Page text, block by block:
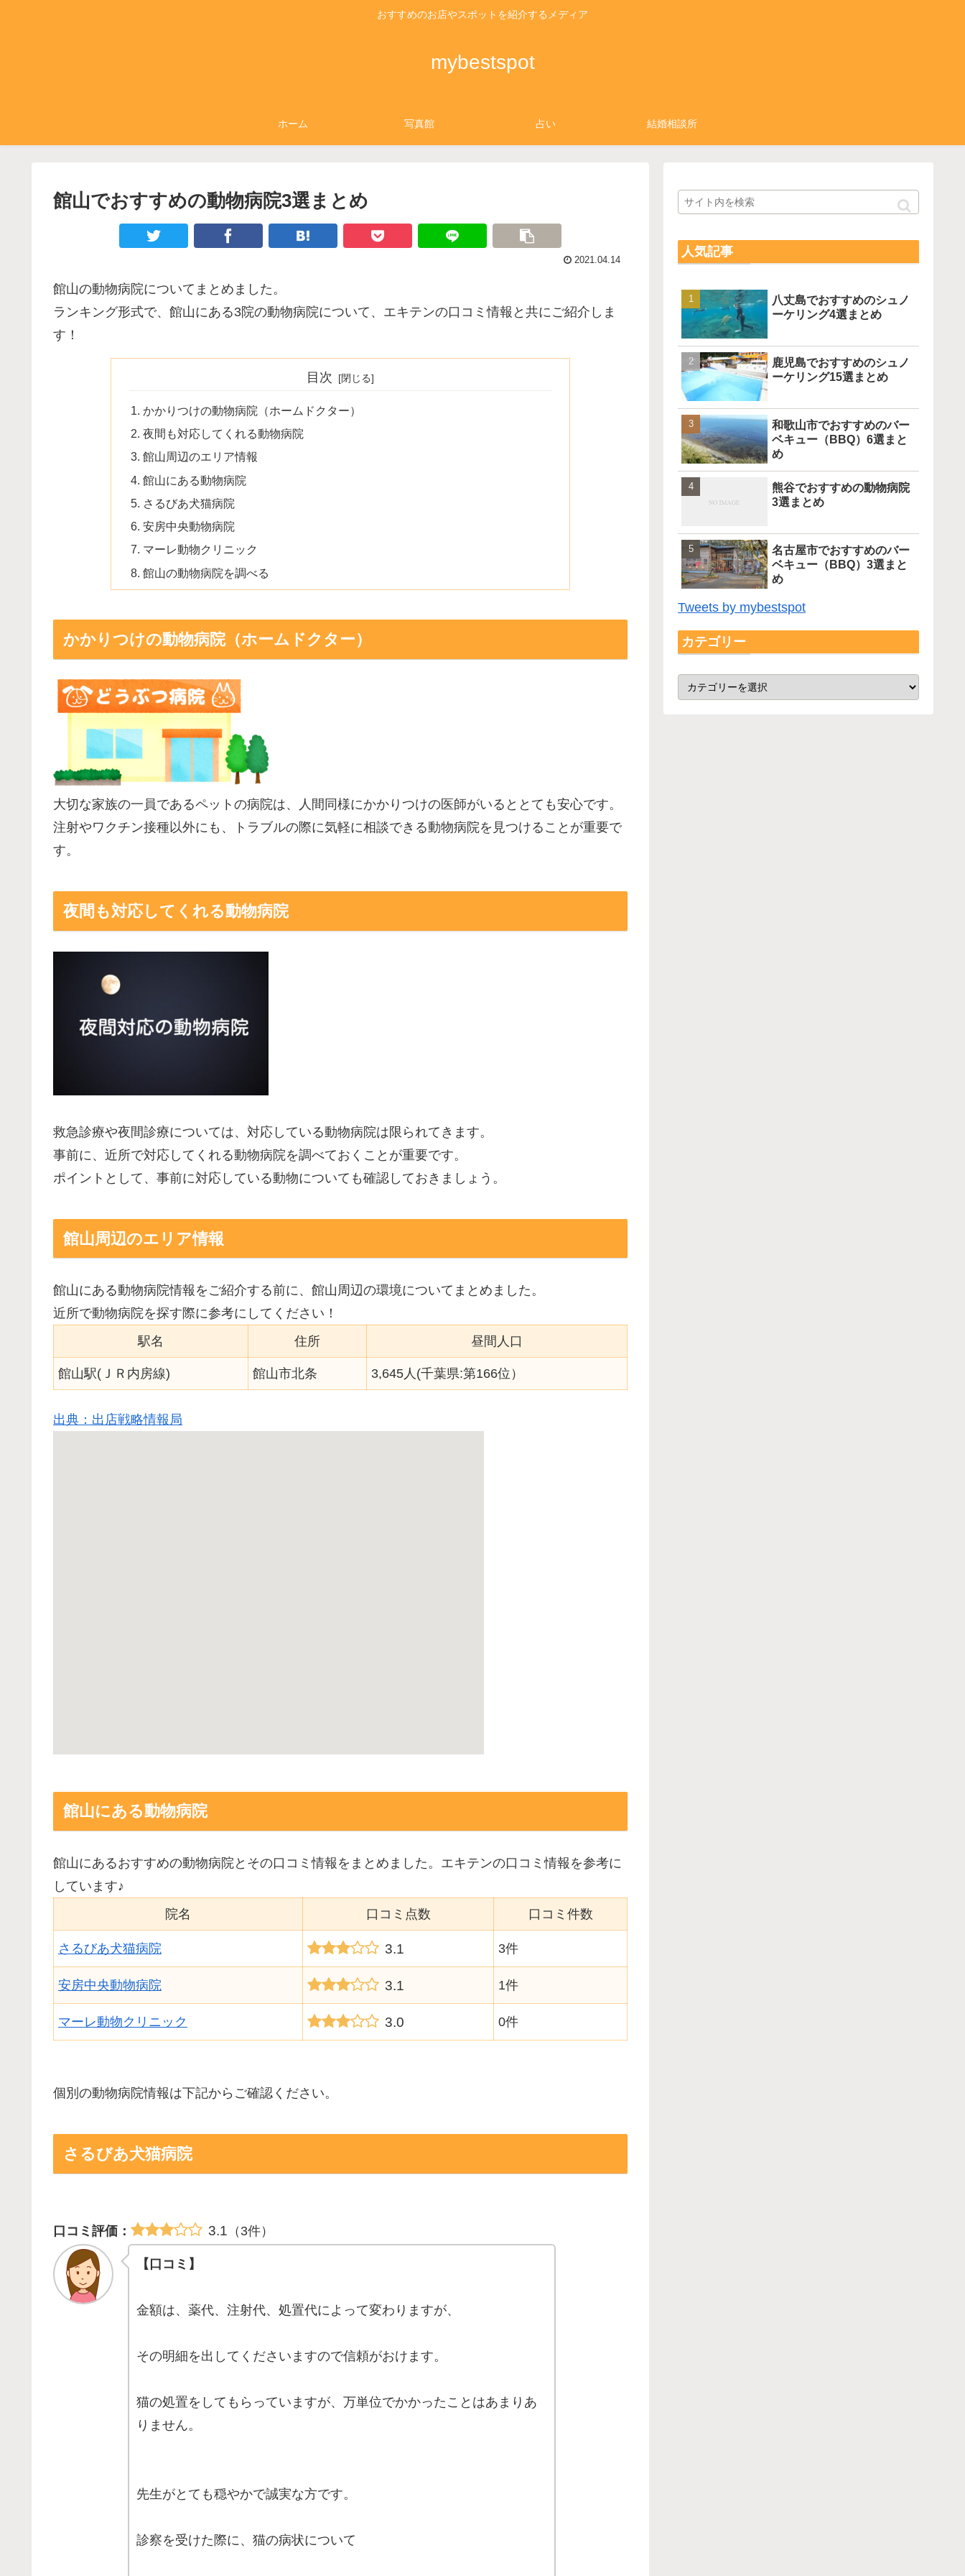
おすすめのお店やスポットを紹介するメディア
mybestspot
ホーム 写真館 占い 結婚相談所
館山でおすすめの動物病院3選まとめ
2021.04.14
館山の動物病院についてまとめました。
ランキング形式で、館山にある3院の動物病院について、エキテンの口コミ情報と共にご紹介しま
す！
目次
かかりつけの動物病院（ホームドクター）
夜間も対応してくれる動物病院
館山周辺のエリア情報
館山にある動物病院
さるびあ犬猫病院
安房中央動物病院
マーレ動物クリニック
館山の動物病院を調べる
かかりつけの動物病院（ホームドクター）
大切な家族の一員であるペットの病院は、人間同様にかかりつけの医師がいるととても安心です。
注射やワクチン接種以外にも、トラブルの際に気軽に相談できる動物病院を見つけることが重要で
す。
夜間も対応してくれる動物病院
救急診療や夜間診療については、対応している動物病院は限られてきます。
事前に、近所で対応してくれる動物病院を調べておくことが重要です。
ポイントとして、事前に対応している動物についても確認しておきましょう。
館山周辺のエリア情報
館山にある動物病院情報をご紹介する前に、館山周辺の環境についてまとめました。
近所で動物病院を探す際に参考にしてください！
駅名
住所 昼間人口
館山駅(ＪＲ内房線) 館山市北条 3,645人(千葉県:第166位）
出典：出店戦略情報局
館山にある動物病院
館山にあるおすすめの動物病院とその口コミ情報をまとめました。エキテンの口コミ情報を参考に
しています♪
院名
口コミ点数 口コミ件数
さるびあ犬猫病院 3.1 3件
安房中央動物病院 3.1 1件
マーレ動物クリニック 3.0 0件
個別の動物病院情報は下記からご確認ください。
さるびあ犬猫病院
口コミ評価： 3.1 （3件）
【口コミ】
金額は、薬代、注射代、処置代によって変わりますが、
その明細を出してくださいますので信頼がおけます。
猫の処置をしてもらっていますが、万単位でかかったことはあまりあ
りません。
先生がとても穏やかで誠実な方です。
診察を受けた際に、猫の病状について
人気記事
八丈島でおすすめのシュノ
ーケリング4選まとめ
鹿児島でおすすめのシュノ
ーケリング15選まとめ
和歌山市でおすすめのバー
ベキュー（BBQ）6選まと
め
熊谷でおすすめの動物病院
3選まとめ
名古屋市でおすすめのバー
ベキュー（BBQ）3選まと
め
Tweets by mybestspot
カテゴリー